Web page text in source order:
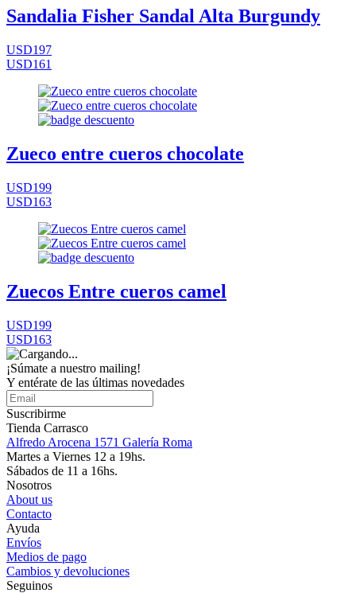
Sandalia Fisher Sandal Alta Burgundy
USD197
USD161
Zueco entre cueros chocolate
USD199
USD163
Zuecos Entre cueros camel
USD199
USD163
¡Súmate a nuestro mailing!
Y entérate de las últimas novedades
Suscribirme
Tienda Carrasco
Alfredo Arocena 1571 Galería Roma
Martes a Viernes 12 a 19hs.
Sábados de 11 a 16hs.
Nosotros
About us
Contacto
Ayuda
Envíos
Medios de pago
Cambios y devoluciones
Seguinos